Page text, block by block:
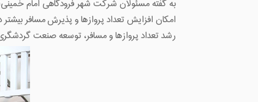
امکان افزایش تعداد پروازها و پذیرش مسافر
رشد تعداد پروازها و مسافر، توسعه صنعت